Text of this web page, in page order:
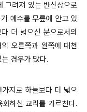
그려져 있는 반신상으로
예수를 무릎에 안고 있
더 넓으신 분으로서의
오른쪽과 왼쪽에 대천
경우가 많다.
지로 하늘보다 더 넓으
하신 교리를 가르친다.